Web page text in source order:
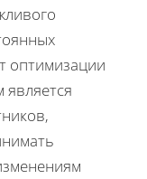
оптимизации